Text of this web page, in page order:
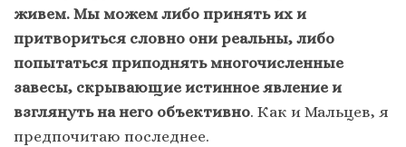
живем. Мы можем либо принять их и
притвориться словно они реальны, либо
попытаться приподнять многочисленные
завесы, скрывающие истинное явление и
взглянуть на него объективно. Как и Мальцев, я
предпочитаю последнее.